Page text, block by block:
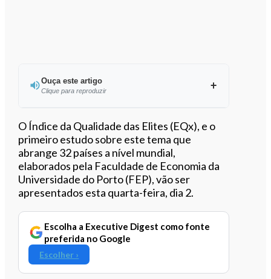
Ouça este artigo
Clique para reproduzir
Ouvir este artigo
O Índice da Qualidade das Elites (EQx), e o
primeiro estudo sobre este tema que
abrange 32 países a nível mundial,
elaborados pela Faculdade de Economia da
Universidade do Porto (FEP), vão ser
apresentados esta quarta-feira, dia 2.
Escolha a Executive Digest como fonte
preferida no Google
Escolher ›